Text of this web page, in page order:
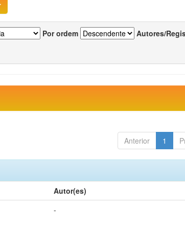
Por ordem Autores/
Anterior 1
Autor(es)
-